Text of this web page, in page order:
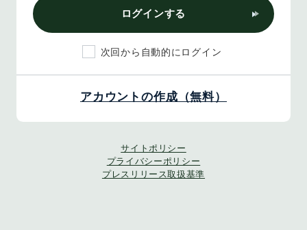
ログインする
次回から自動的にログイン
アカウントの作成（無料）
サイトポリシー
プライバシーポリシー
プレスリリース取扱基準